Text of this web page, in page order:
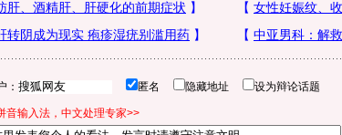
： 匿名 隐藏地址 设为辩论话题
音输入法，中文处理专家>>